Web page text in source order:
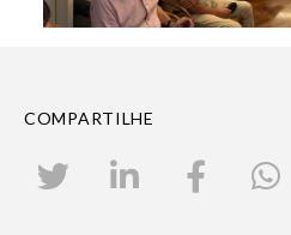
COMPARTILHE